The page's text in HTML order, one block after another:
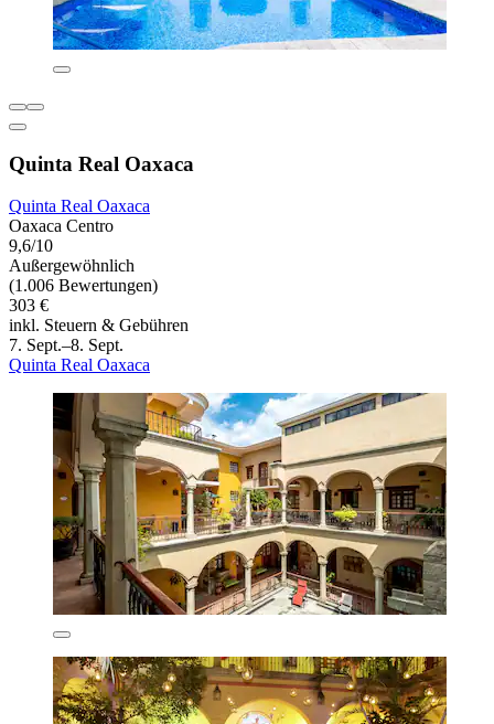
Quinta Real Oaxaca
Quinta Real Oaxaca
Oaxaca Centro
9,6/10
Außergewöhnlich
(1.006 Bewertungen)
303 €
inkl. Steuern & Gebühren
7. Sept.–8. Sept.
Quinta Real Oaxaca